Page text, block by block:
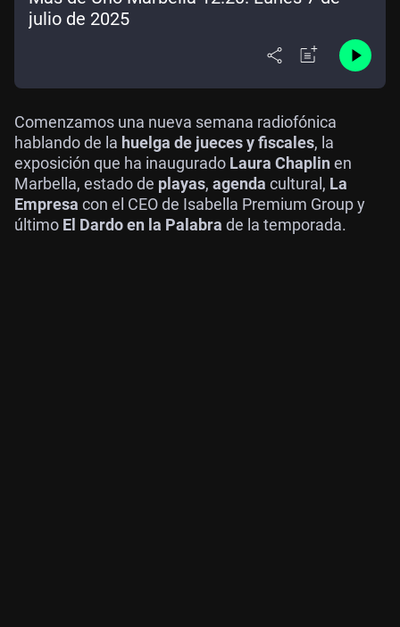
julio de 2025
Comenzamos una nueva semana radiofónica
hablando de la huelga de jueces y fiscales, la
exposición que ha inaugurado Laura Chaplinen
Marbella, estado de playas, agenda cultural, La
Empresa con el CEO de Isabella Premium Group y
último El Dardo en la Palabra de la temporada.